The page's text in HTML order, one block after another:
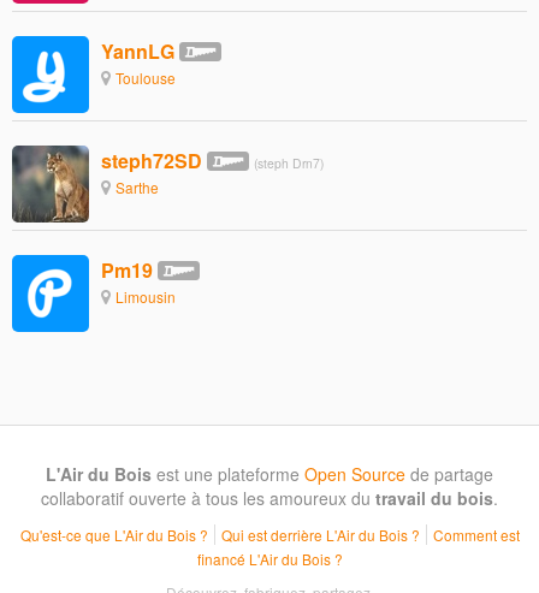
YannLG
Toulouse
steph72SD (steph Drn7)
Sarthe
Pm19
Limousin
L'Air du Bois est une plateforme Open Source de partage
collaboratif ouverte à tous les amoureux du travail du bois.
Qu'est-ce que L'Air du Bois ? Qui est derrière L'Air du Bois ?
Comment est
financé L'Air du Bois ?